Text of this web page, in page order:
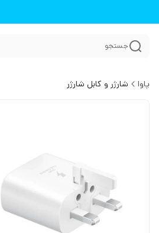
جستجو
پاوا شارژر و کابل شارژر